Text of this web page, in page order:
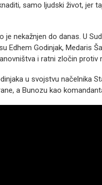
samo ljudski život, jer
je nekažnjen do danas. U
Edhem Godinjak, Medaris
i ratni zločin protiv
u svojstvu načelnika
a Bunozu kao